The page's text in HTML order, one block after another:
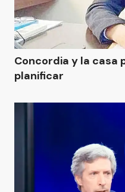
Concordia y la casa
planificar